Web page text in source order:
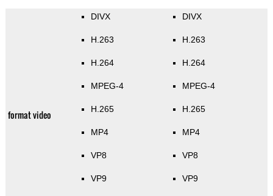
format video
DIVX
H.263
H.264
MPEG-4
H.265
MP4
VP8
VP9
DIVX
H.263
H.264
MPEG-4
H.265
MP4
VP8
VP9